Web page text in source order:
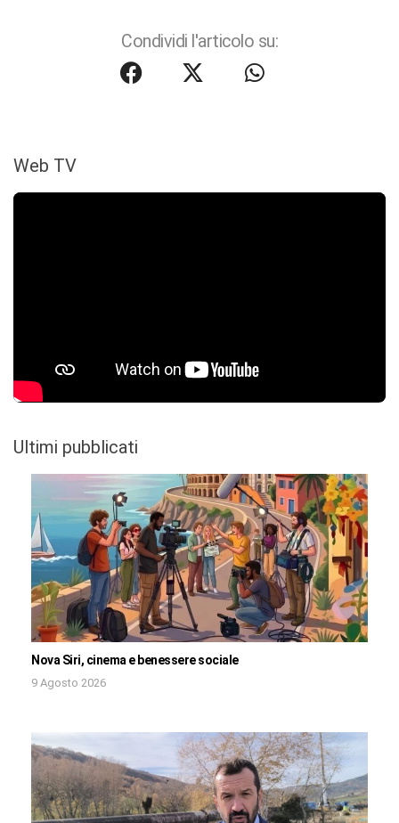
Condividi l'articolo su:
Web TV
Ultimi pubblicati
Nova Siri, cinema e benessere sociale
9 Agosto 2026